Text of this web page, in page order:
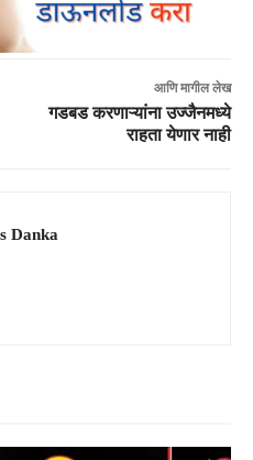
आणि मागील लेख
गडबड करणाऱ्यांना उज्जैनमध्ये
राहता येणार नाही
Danka